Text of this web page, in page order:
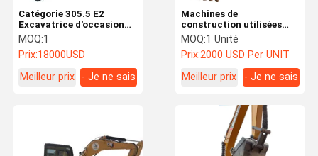
Catégorie 305.5 E2
Excavatrice d'occasion
de 5 tonnes avec force de
combustion interne
MOQ:1
Prix:18000USD
Meilleur prix
- Je ne sais
Machines de
construction utilisées
SANY 245 Excavatrice
Kawasaki Excavatrice
24,5 Tonnes
MOQ:1 Unité
Prix:2000 USD Per UNIT
Meilleur prix
- Je ne sais